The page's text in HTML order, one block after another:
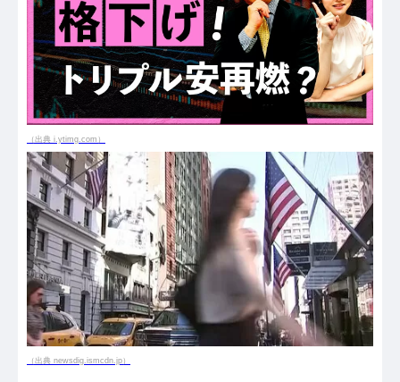
（出典 i.ytimg.com）
（出典 newsdig.ismcdn.jp）